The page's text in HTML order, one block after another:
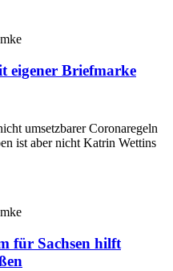
eigener Briefmarke
umsetzbarer Coronaregeln
ist aber nicht Katrin Wettins
für Sachsen hilft